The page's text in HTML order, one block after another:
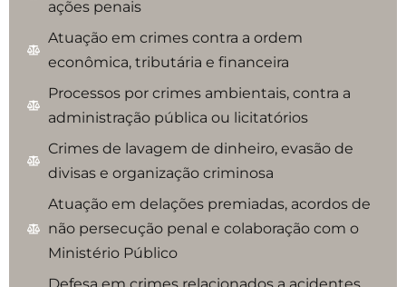
ações penais
Atuação em crimes contra a ordem
econômica, tributária e financeira
Processos por crimes ambientais, contra a
administração pública ou licitatórios
Crimes de lavagem de dinheiro, evasão de
divisas e organização criminosa
Atuação em delações premiadas, acordos de
não persecução penal e colaboração com o
Ministério Público